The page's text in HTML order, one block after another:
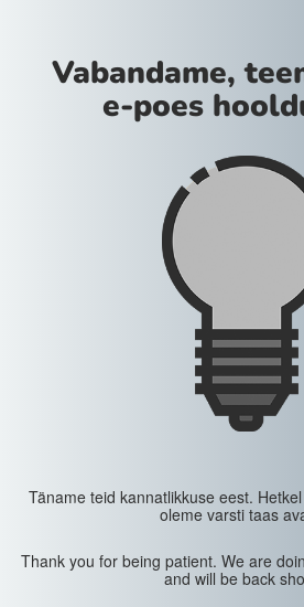
Vabandame,
e-poes
Täname teid kannatlikkuse eest.
oleme varsti taas
Thank you for being patient. We are
and will be back